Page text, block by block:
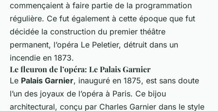
commençaient à faire partie de la programmation
régulière. Ce fut également à cette époque que fut
décidée la construction du premier théâtre
permanent, l’opéra Le Peletier, détruit dans un
incendie en 1873.
Le fleuron de l’opéra: Le Palais Garnier
Le Palais Garnier, inauguré en 1875, est sans doute
l’un des joyaux de l’opéra à Paris. Ce bijou
architectural, conçu par Charles Garnier dans le style